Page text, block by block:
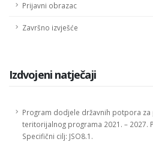
Prijavni obrazac
Završno izvješće
Izdvojeni natječaji
Program dodjele državnih potpora
teritorijalnog programa 2021. – 2027.
Specifični cilj: JSO8.1.